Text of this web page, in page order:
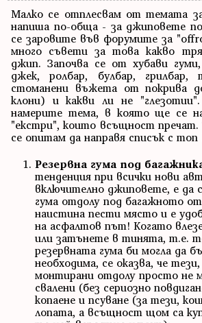
Малко се отплесвам от темата
напиша по-обща - за джиповете
се заровите във форумите за
много съвети за това какво
джип. Започва се от хубави гуми,
джек, ролбар, булбар,
стоманени въжета от покрива
клони) и какви ли не
намерите тема, в която ще се
"екстри", които всъщност пречат.
се опитам да направя списък с топ
Резервна гума под
тенденция при всички нови
включително джиповете, е да
гума отдолу под багажното
наистина пести място и е
на асфалтов път! Когато
или затънете в тинята, т.е.
резервната гума би могла да
необходима, се оказва, че
монтирани отдолу просто не
свалени (без сериозно
копаене и псуване (за тези,
лопата, а всъщност щом са